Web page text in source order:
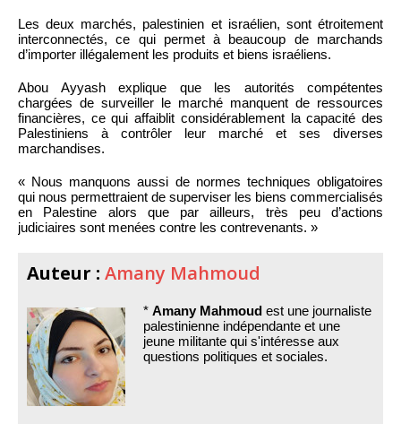
Les deux marchés, palestinien et israélien, sont étroitement
interconnectés, ce qui permet à beaucoup de marchands
d’importer illégalement les produits et biens israéliens.
Abou Ayyash explique que les autorités compétentes
chargées de surveiller le marché manquent de ressources
financières, ce qui affaiblit considérablement la capacité des
Palestiniens à contrôler leur marché et ses diverses
marchandises.
« Nous manquons aussi de normes techniques obligatoires
qui nous permettraient de superviser les biens commercialisés
en Palestine alors que par ailleurs, très peu d’actions
judiciaires sont menées contre les contrevenants. »
Auteur : Amany Mahmoud
* Amany Mahmoud est une journaliste
palestinienne indépendante et une
jeune militante qui s'intéresse aux
questions politiques et sociales.